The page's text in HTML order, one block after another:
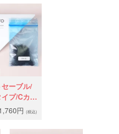
ーブル/
プ/Cカー
円(税込)